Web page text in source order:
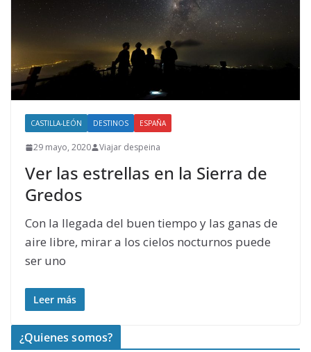
CASTILLA-LEÓN DESTINOS ESPAÑA
29 mayo, 2020 Viajar despeina
Ver las estrellas en la Sierra de
Gredos
Con la llegada del buen tiempo y las ganas de
aire libre, mirar a los cielos nocturnos puede
ser uno
Leer más
¿Quienes somos?